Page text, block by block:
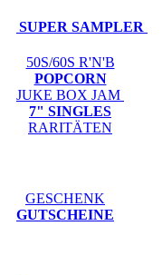
SUPER SAMPLER
50S/60S R'N'B
POPCORN
JUKE BOX JAM
7" SINGLES
RARITÄTEN
GESCHENK
GUTSCHEINE